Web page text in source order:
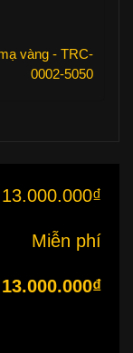
vàng - TRC-
0002-5050
13.000.000₫
Miễn phí
13.000.000₫